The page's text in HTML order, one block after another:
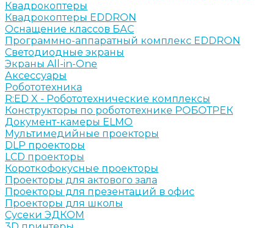
Квадрокоптеры
Квадрокоптеры EDDRON
Оснащение классов БАС
Программно-аппаратный комплекс EDDRON
Светодиодные экраны
Экраны All-in-One
Аксессуары
Робототехника
R:ED X - Робототехнические комплексы
Конструкторы по робототехнике РОБОТРЕК
Документ-камеры ELMO
Мультимедийные проекторы
DLP проекторы
LCD проекторы
Короткофокусные проекторы
Проекторы для актового зала
Проекторы для презентаций в офис
Проекторы для школы
Сусеки ЭДКОМ